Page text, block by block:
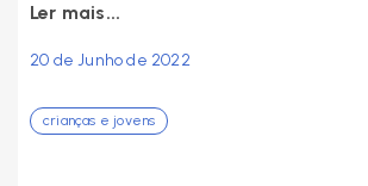
Ler mais...
20 de Junho de 2022
crianças e jovens